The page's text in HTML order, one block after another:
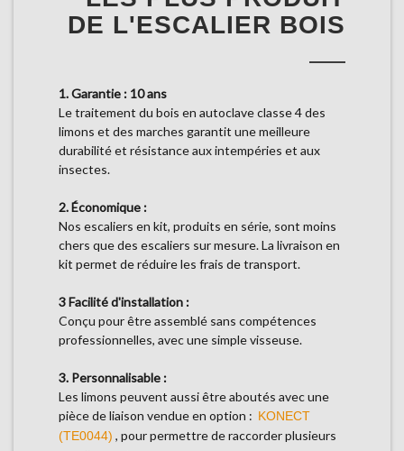
DE L'ESCALIER BOIS
1. Garantie : 10 ans
Le traitement du bois en autoclave classe 4 des
limons et des marches garantit une meilleure
durabilité et résistance aux intempéries et aux
insectes.
2. Économique :
Nos escaliers en kit, produits en série, sont moins
chers que des escaliers sur mesure. La livraison en
kit permet de réduire les frais de transport.
3 Facilité d'installation :
Conçu pour être assemblé sans compétences
professionnelles, avec une simple visseuse.
3. Personnalisable :
Les limons peuvent aussi être aboutés avec une
pièce de liaison vendue en option : KONECT
(TE0044) , pour permettre de raccorder plusieurs